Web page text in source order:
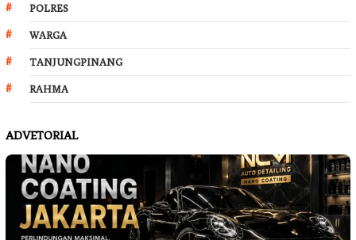
POLRES
WARGA
TANJUNGPINANG
RAHMA
ADVETORIAL